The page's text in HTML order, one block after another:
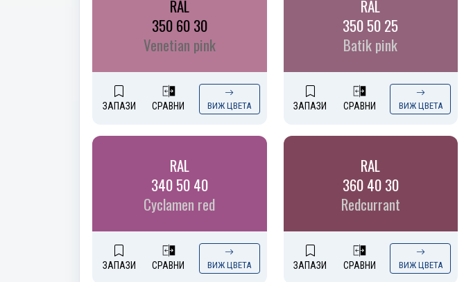
RAL
350 60 30
Venetian pink
ЗАПАЗИ СРАВНИ ВИЖ ЦВЕТА
RAL
350 50 25
Batik pink
ЗАПАЗИ СРАВНИ ВИЖ ЦВЕТА
RAL
340 50 40
Cyclamen red
ЗАПАЗИ СРАВНИ ВИЖ ЦВЕТА
RAL
360 40 30
Redcurrant
ЗАПАЗИ СРАВНИ ВИЖ ЦВЕТА